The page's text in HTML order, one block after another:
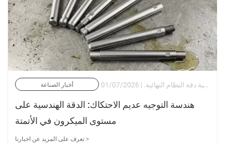
أخبار الصناعة في الأتمتة عالية الأداء، والتصنيع باستخدام الحاسب الآلي، والروبوتات، والأجهزة الطبية، تحدد كفاءة الترجمة الحركية دقة النظام النهائية. | 01/07/2026
هندسة التوجيه عديم الاحتكاك: الدقة الهندسية على
مستوى الميكرون في الأتمتة
تعرف على المزيد عن اخبارنا >